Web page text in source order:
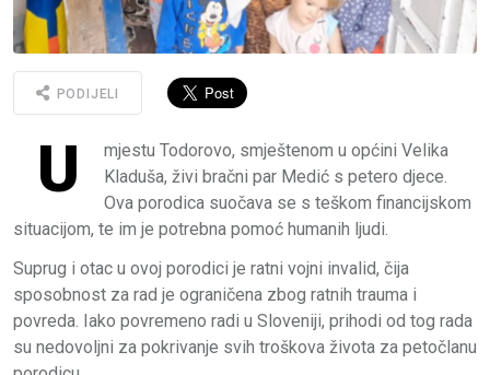
PODIJELI
U
mjestu Todorovo, smještenom u općini Velika
Kladuša, živi bračni par Medić s petero djece.
Ova porodica suočava se s teškom financijskom
situacijom, te im je potrebna pomoć humanih ljudi.
Suprug i otac u ovoj porodici je ratni vojni invalid, čija
sposobnost za rad je ograničena zbog ratnih trauma i
povreda. Iako povremeno radi u Sloveniji, prihodi od tog rada
su nedovoljni za pokrivanje svih troškova života za petočlanu